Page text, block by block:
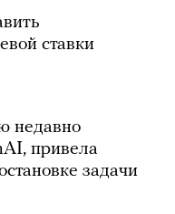
ставки
недавно
привела
задачи